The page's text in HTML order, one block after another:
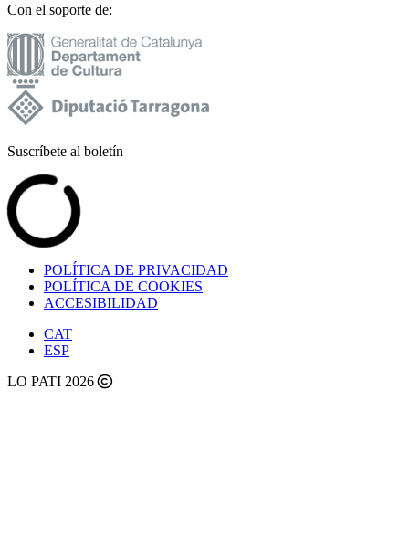
Con el soporte de:
Suscríbete al boletín
POLÍTICA DE PRIVACIDAD
POLÍTICA DE COOKIES
ACCESIBILIDAD
CAT
ESP
LO PATI 2026